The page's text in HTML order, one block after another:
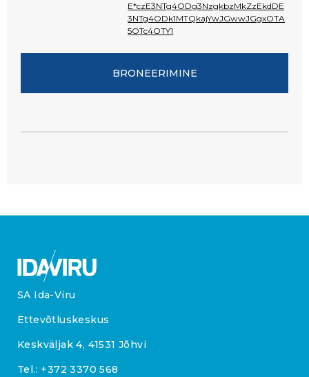
E*czE3NTg4ODg3NzgkbzMkZzEkdDE
3NTg4ODk1MTQkajYwJGwwJGgxOTA
5OTc4OTY1
BRONEERIMINE
SA Ida-Viru
Ettevõtluskeskus
Keskväljak 4, 41531 Jõhvi
Tel.: +372 3370 568